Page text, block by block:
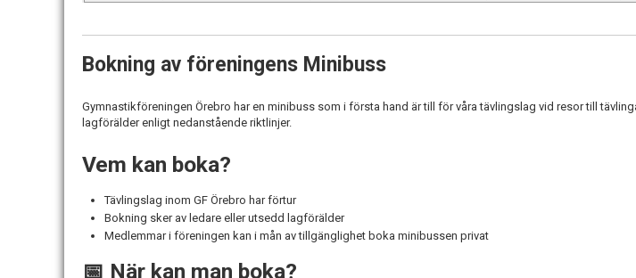
Bokning av föreningens Minibuss
Gymnastikföreningen Örebro har en minibuss som i första hand är till för våra tävlingslag vid resor till
lagförälder enligt nedanstående riktlinjer.
Vem kan boka?
Tävlingslag inom GF Örebro har förtur
Bokning sker av ledare eller utsedd lagförälder
Medlemmar i föreningen kan i mån av tillgänglighet boka minibussen privat
📅 När kan man boka?